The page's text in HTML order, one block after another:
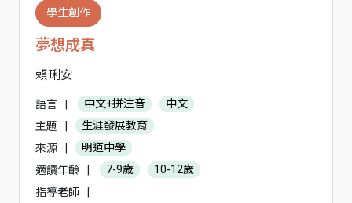
學生創作
夢想成真
賴琍安
語言 | 中文+拼注音
中文
主題
|
生涯發展教育
來源
|
明道中學
適讀年齡
| 7-9歲
10-12歲
指導老師
|